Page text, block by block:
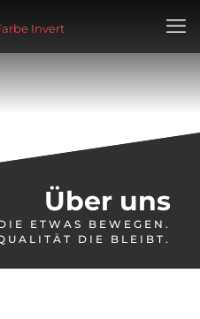
Über uns
ETWAS BEWEGEN.
DIE BLEIBT.